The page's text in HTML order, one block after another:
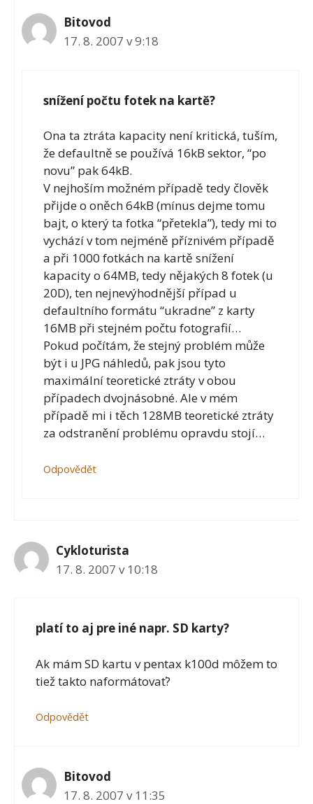
Bitovod
17. 8. 2007 v 9:18
snížení počtu fotek na kartě?
Ona ta ztráta kapacity není kritická, tuším,
že defaultně se používá 16kB sektor, “po
novu” pak 64kB.
V nejhoším možném případě tedy člověk
přijde o oněch 64kB (mínus dejme tomu
bajt, o který ta fotka “přetekla”), tedy mi to
vychází v tom nejméně příznivém případě
a při 1000 fotkách na kartě snížení
kapacity o 64MB, tedy nějakých 8 fotek (u
20D), ten nejnevýhodnější případ u
defaultního formátu “ukradne” z karty
16MB při stejném počtu fotografií…
Pokud počítám, že stejný problém může
být i u JPG náhledů, pak jsou tyto
maximální teoretické ztráty v obou
případech dvojnásobné. Ale v mém
případě mi i těch 128MB teoretické ztráty
za odstranění problému opravdu stojí…
Odpovědět
Cykloturista
17. 8. 2007 v 10:18
platí to aj pre iné napr. SD karty?
Ak mám SD kartu v pentax k100d môžem to
tiež takto naformátovať?
Odpovědět
Bitovod
17. 8. 2007 v 11:35